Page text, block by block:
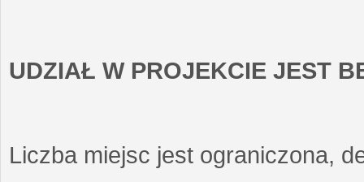
UDZIAŁ W PROJEKCIE JEST
Liczba miejsc jest ograniczona,